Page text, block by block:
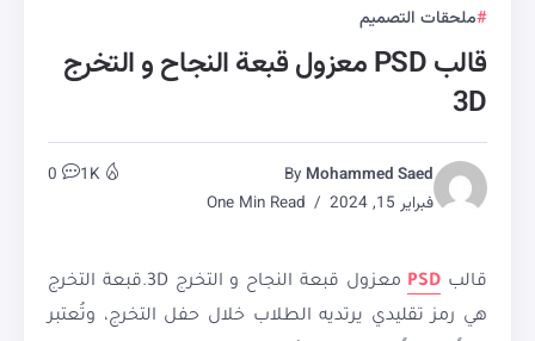
ملحقات التصميم
قالب PSD معزول قبعة النجاح و التخرج
3D
By Mohammed Saed
فبراير 15, 2024
1K
0
قالب PSD
معزول قبعة النجاح و التخرج 3D.قبعة التخرج
هي رمز تقليدي يرتديه الطلاب خلال حفل التخرج، وتُعتبر